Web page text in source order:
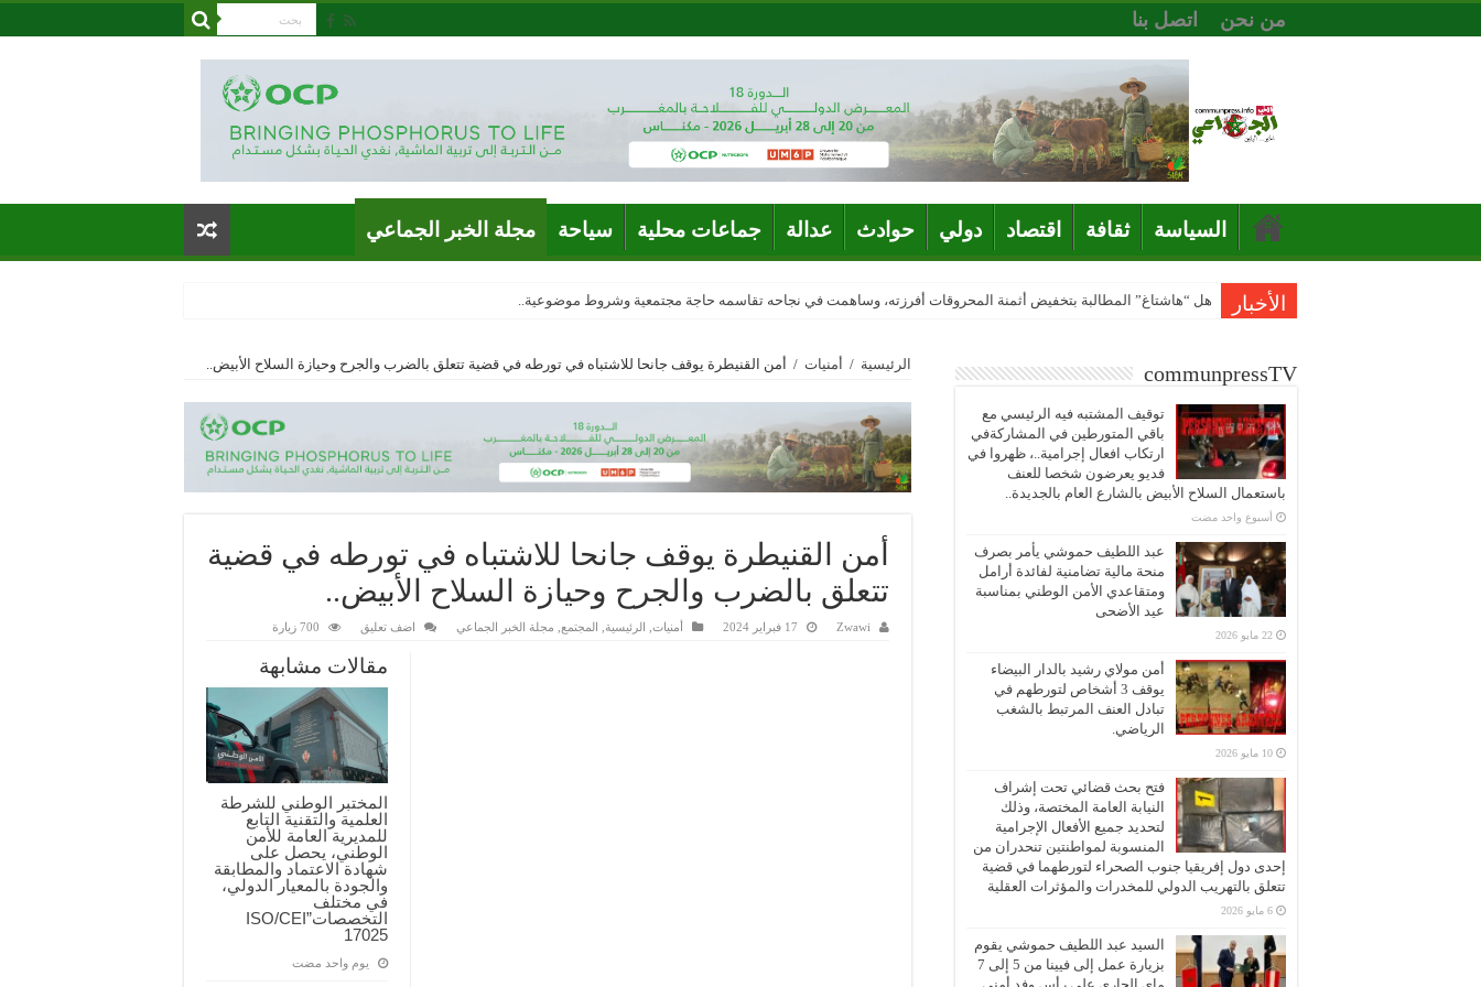
من نحن اتصل بنا
السياسة ثقافة اقتصاد دولي حوادث عدالة جماعات محلية سياحة مجلة الخبر الجماعي
الأخبار هل “هاشتاغ” المطالبة بتخفيض أثمنة المحروقات أفرزته، وساهمت في نجاحه تقاسمه حاجة مجتمعية وشروط موضوعية..
الرئيسية / أمنيات / أمن القنيطرة يوقف جانحا للاشتباه في تورطه في قضية تتعلق بالضرب والجرح وحيازة السلاح الأبيض..
أمن القنيطرة يوقف جانحا للاشتباه في تورطه في قضية
تتعلق بالضرب والجرح وحيازة السلاح الأبيض..
Zwawi 17 فبراير 2024 أمنيات الرئيسية المجتمع مجلة الخبر الجماعي اضف تعليق 700 زيارة
مقالات مشابهة
المختبر الوطني للشرطة
العلمية والتقنية التابع
للمديرية العامة للأمن
الوطني، يحصل على
شهادة الاعتماد والمطابقة
والجودة بالمعيار الدولي،
في مختلف
التخصصات”ISO/CEI
17025
‏يوم واحد مضت
communpressTV
توقيف المشتبه فيه الرئيسي مع
باقي المتورطين في المشاركةفي
ارتكاب افعال إجرامية..، ظهروا في
فديو يعرضون شخصا للعنف
باستعمال السلاح الأبيض بالشارع العام بالجديدة..
‏أسبوع واحد مضت
عبد اللطيف حموشي يأمر بصرف
منحة مالية تضامنية لفائدة أرامل
ومتقاعدي الأمن الوطني بمناسبة
عيد الأضحى
22 مايو 2026
أمن مولاي رشيد بالدار البيضاء
يوقف 3 أشخاص لتورطهم في
تبادل العنف المرتبط بالشغب
الرياضي.
10 مايو 2026
فتح بحث قضائي تحت إشراف
النيابة العامة المختصة، وذلك
لتحديد جميع الأفعال الإجرامية
المنسوبة لمواطنتين تنحدران من
إحدى دول إفريقيا جنوب الصحراء لتورطهما في قضية
تتعلق بالتهريب الدولي للمخدرات والمؤثرات العقلية
6 مايو 2026
السيد عبد اللطيف حموشي يقوم
بزيارة عمل إلى فيينا من 5 إلى 7